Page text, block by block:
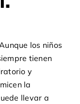
los niños
tienen
y
la
llevar a